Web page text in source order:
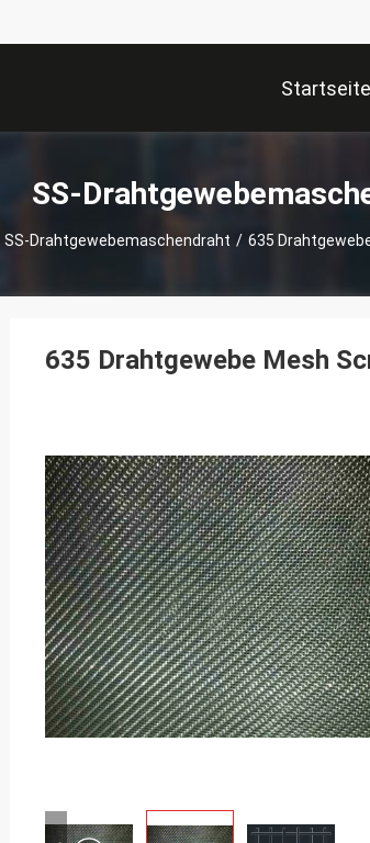
Startseite
SS-
SS-Drahtgewebemaschendraht / 635
635 Drahtgewebe Mesh